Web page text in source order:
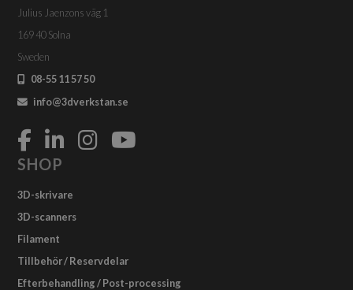
Julius Jaenzons väg 1
169 40 Solna
Sweden
08-55 11 57 50
info@3dverkstan.se
SHOP
3D-skrivare
3D-scanners
Filament
Tillbehör / Reservdelar
Efterbehandling / Post-processing